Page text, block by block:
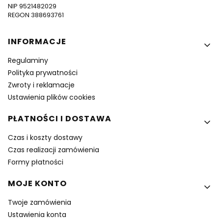
NIP 9521482029
REGON 388693761
Linki w stopce
INFORMACJE
Regulaminy
Polityka prywatności
Zwroty i reklamacje
Ustawienia plików cookies
PŁATNOŚCI I DOSTAWA
Czas i koszty dostawy
Czas realizacji zamówienia
Formy płatności
MOJE KONTO
Twoje zamówienia
Ustawienia konta